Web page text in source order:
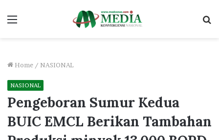
Menu
Home / NASIONAL
NASIONAL
Pengeboran Sumur Kedua
BUIC EMCL Berikan Tambahan